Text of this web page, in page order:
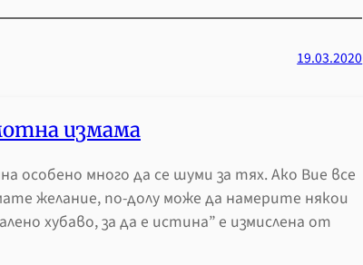
19.03.2020
измама
особено много да се шуми за тях. Ако Вие все
желание, по-долу може да намерите някои
хубаво, за да е истина” е измислена от